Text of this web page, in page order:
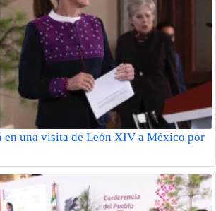
en una visita de León XIV a México por